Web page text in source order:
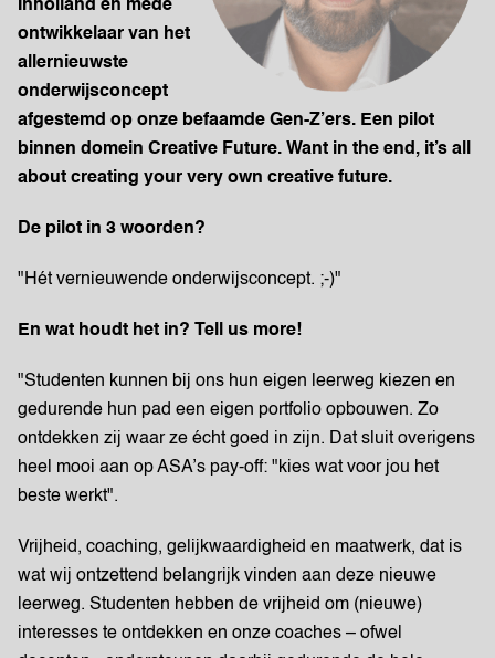
Inholland én mede
ontwikkelaar van het
allernieuwste
onderwijsconcept
afgestemd op onze befaamde Gen-Z’ers. Een pilot
binnen domein Creative Future. Want in the end, it’s all
about creating your very own creative future.
De pilot in 3 woorden?
"Hét vernieuwende onderwijsconcept. ;-)"
En wat houdt het in? Tell us more!
"Studenten kunnen bij ons hun eigen leerweg kiezen en
gedurende hun pad een eigen portfolio opbouwen. Zo
ontdekken zij waar ze écht goed in zijn. Dat sluit overigens
heel mooi aan op ASA’s pay-off: "kies wat voor jou het
beste werkt".
Vrijheid, coaching, gelijkwaardigheid en maatwerk, dat is
wat wij ontzettend belangrijk vinden aan deze nieuwe
leerweg. Studenten hebben de vrijheid om (nieuwe)
interesses te ontdekken en onze coaches – ofwel